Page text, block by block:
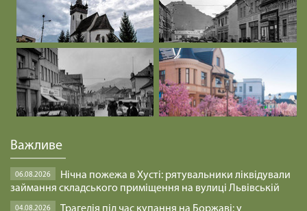
Важливе
06.08.2026
Нічна пожежа в Хусті: рятувальники ліквідували
займання складського приміщення на вулиці Львівській
04.08.2026